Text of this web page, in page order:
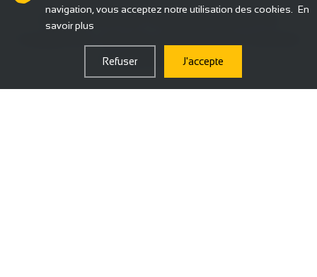
Nos contenus sont conçus pour générer de
vos objectifs business.
navigation, vous acceptez notre utilisation des cookies. En
savoir plus
Refuser J'accepte